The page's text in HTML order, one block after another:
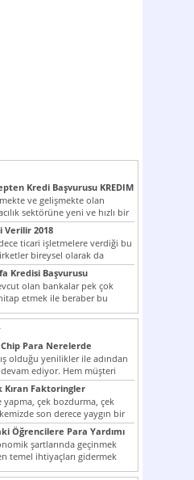
Kredi Başvurusu KREDIM
ve gelişmekte olan
sektörüne yeni ve hızlı bir
Verilir 2018
ticari işletmelere verdiği bu
bireysel olarak da
kredi...
Kredisi Başvurusu
olan bankalar pek çok
etmek ile beraber bu
Para Nerelerde
olduğu yenilikler ile adından
ediyor. Hem müşteri
hem...
Kıran Faktoringler
yapma, çek bozdurma, çek
son derece yaygın bir
Öğrencilere Para Yardımı
şartlarında geçinmek
temel ihtiyaçları gidermek
zor olmak...